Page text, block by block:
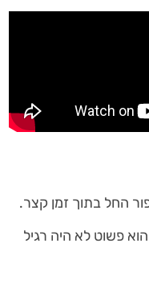
החל בתוך זמן קצר.
פשוט לא היה רגיל